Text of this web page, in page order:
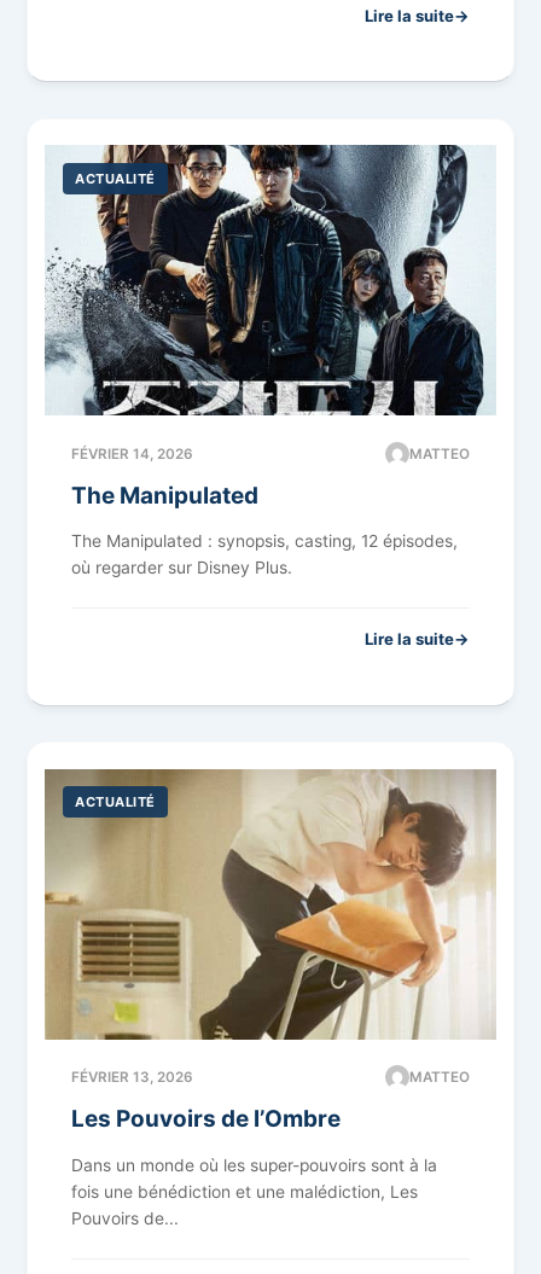
Lire la suite
ACTUALITÉ
FÉVRIER 14, 2026 MATTEO
The Manipulated
The Manipulated : synopsis, casting, 12 épisodes,
où regarder sur Disney Plus.
Lire la suite
ACTUALITÉ
FÉVRIER 13, 2026 MATTEO
Les Pouvoirs de l’Ombre
Dans un monde où les super-pouvoirs sont à la
fois une bénédiction et une malédiction, Les
Pouvoirs de...